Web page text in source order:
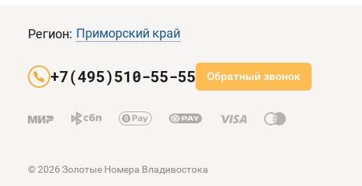
Регион: Приморский край
+7(495)510-55-55 Обратный звонок
© 2026 Золотые Номера Владивостока